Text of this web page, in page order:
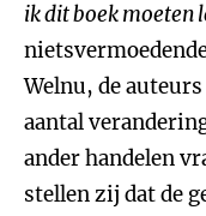
ik dit boek moeten
Welnu, de
aantal
ander handelen
stellen zij dat de